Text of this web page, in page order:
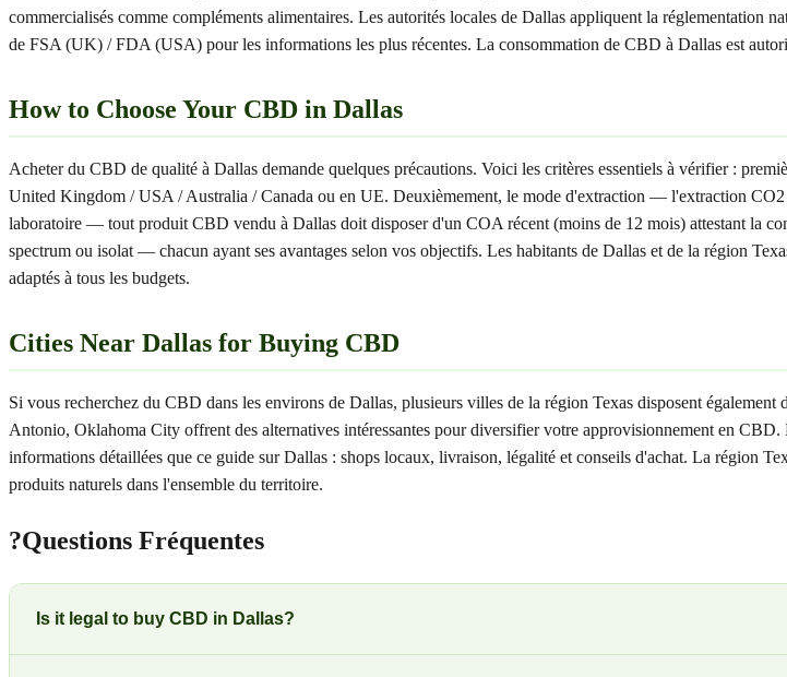
commercialisés comme compléments alimentaires. Les autorités locales de Dallas appliquent la réglementation
de FSA (UK) / FDA (USA) pour les informations les plus récentes. La consommation de CBD à Dallas est
How to Choose Your CBD in Dallas
Acheter du CBD de qualité à Dallas demande quelques précautions. Voici les critères essentiels à vérifier :
United Kingdom / USA / Australia / Canada ou en UE. Deuxièmement, le mode d'extraction — l'extraction CO2
laboratoire — tout produit CBD vendu à Dallas doit disposer d'un COA récent (moins de 12 mois) attestant la
spectrum ou isolat — chacun ayant ses avantages selon vos objectifs. Les habitants de Dallas et de la région
adaptés à tous les budgets.
Cities Near Dallas for Buying CBD
Si vous recherchez du CBD dans les environs de Dallas, plusieurs villes de la région Texas disposent
Antonio, Oklahoma City offrent des alternatives intéressantes pour diversifier votre approvisionnement en
informations détaillées que ce guide sur Dallas : shops locaux, livraison, légalité et conseils d'achat. La région
produits naturels dans l'ensemble du territoire.
?Questions Fréquentes
Is it legal to buy CBD in Dallas?